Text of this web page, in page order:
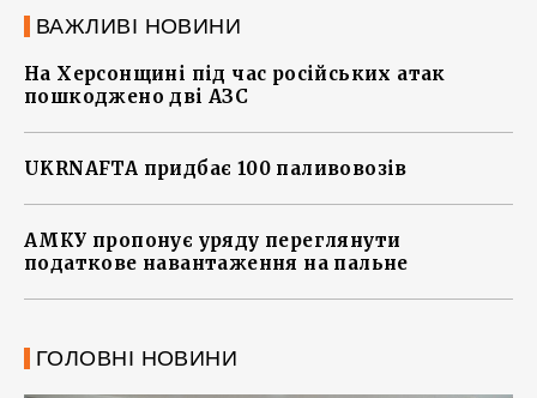
ВАЖЛИВІ НОВИНИ
На Херсонщині під час російських атак
пошкоджено дві АЗС
UKRNAFTA придбає 100 паливовозів
АМКУ пропонує уряду переглянути
податкове навантаження на пальне
ГОЛОВНІ НОВИНИ